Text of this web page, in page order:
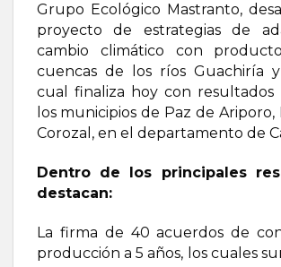
Grupo Ecológico Mastranto,
proyecto de estrategias de
cambio climático con
cuencas de los ríos Guachiría
cual finaliza hoy con resultados
los municipios de Paz de
Corozal, en el departamento de
Dentro de los principales
destacan:
La firma de 40 acuerdos de
producción a 5 años, los cuales